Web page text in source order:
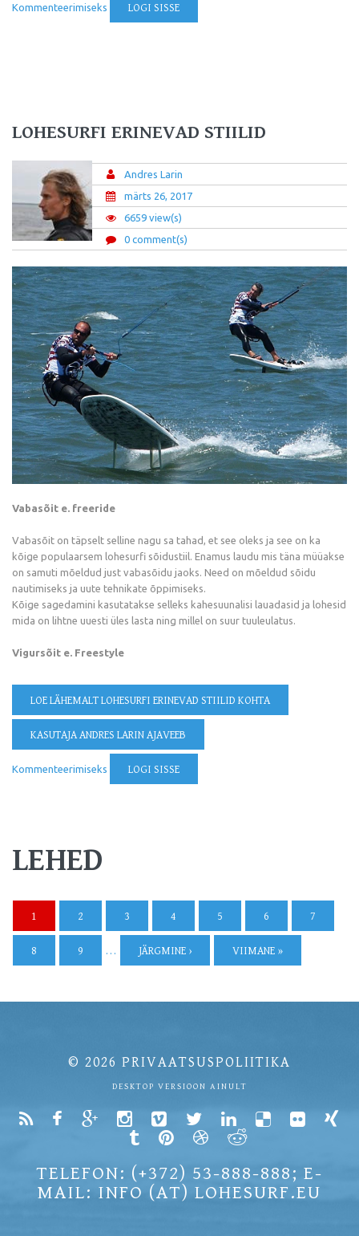
Kommenteerimiseks LOGI SISSE
LOHESURFI ERINEVAD STIILID
Andres Larin
märts 26, 2017
6659 view(s)
0 comment(s)
Vabasõit e. freeride
Vabasõit on täpselt selline nagu sa tahad, et see oleks ja see on ka
kõige populaarsem lohesurfi sõidustiil. Enamus laudu mis täna müüakse
on samuti mõeldud just vabasõidu jaoks. Need on mõeldud sõidu
nautimiseks ja uute tehnikate õppimiseks.
Kõige sagedamini kasutatakse selleks kahesuunalisi lauadasid ja lohesid
mida on lihtne uuesti üles lasta ning millel on suur tuuleulatus.
Vigursõit e. Freestyle
LOE LÄHEMALTLOHESURFI ERINEVAD STIILID KOHTA
KASUTAJA ANDRES LARIN AJAVEEB
Kommenteerimiseks LOGI SISSE
LEHED
1 2 3 4 5 6 7
8 9 … JÄRGMINE › VIIMANE »
© 2026 PRIVAATSUSPOLIITIKA
DESKTOP VERSIOON AINULT
TELEFON: (+372) 53-888-888; E-
MAIL: INFO (AT) LOHESURF.EU